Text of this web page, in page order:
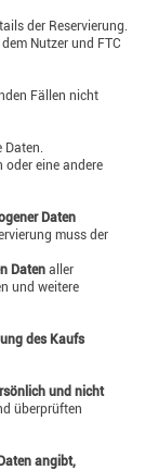
der Reservierung.
Nutzer und FTC
Fällen nicht
Daten.
oder eine andere
Daten
muss der
Daten aller
und weitere
des Kaufs
und nicht
überprüften
angibt,